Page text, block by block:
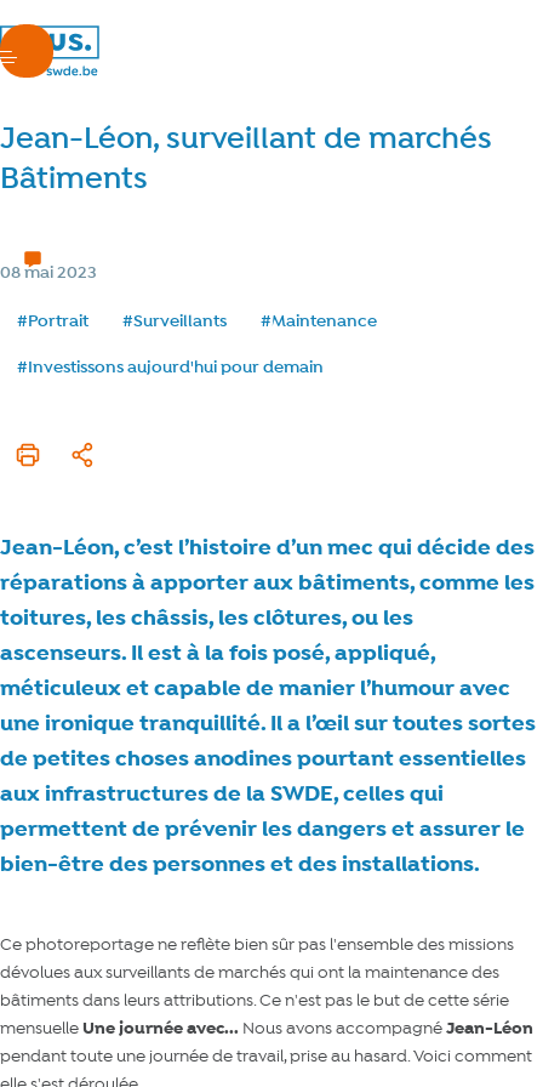
nous.swde
menu
Jean-Léon, surveillant de marchés
Bâtiments
Catégorie
Date de publication
08 mai 2023
Tags
#Portrait #Surveillants #Maintenance
#Investissons aujourd'hui pour demain
Imprimer cet article
Partager
Jean-Léon, c’est l’histoire d’un mec qui décide des
réparations à apporter aux bâtiments, comme les
toitures, les châssis, les clôtures, ou les
ascenseurs. Il est à la fois posé, appliqué,
méticuleux et capable de manier l’humour avec
une ironique tranquillité. Il a l’œil sur toutes sortes
de petites choses anodines pourtant essentielles
aux infrastructures de la SWDE, celles qui
permettent de prévenir les dangers et assurer le
bien-être des personnes et des installations.
Ce photoreportage ne reflète bien sûr pas l'ensemble des missions
dévolues aux surveillants de marchés qui ont la maintenance des
bâtiments dans leurs attributions. Ce n'est pas le but de cette série
mensuelle Une journée avec... Nous avons accompagnéJean-Léon
pendant toute une journée de travail, prise au hasard. Voici comment